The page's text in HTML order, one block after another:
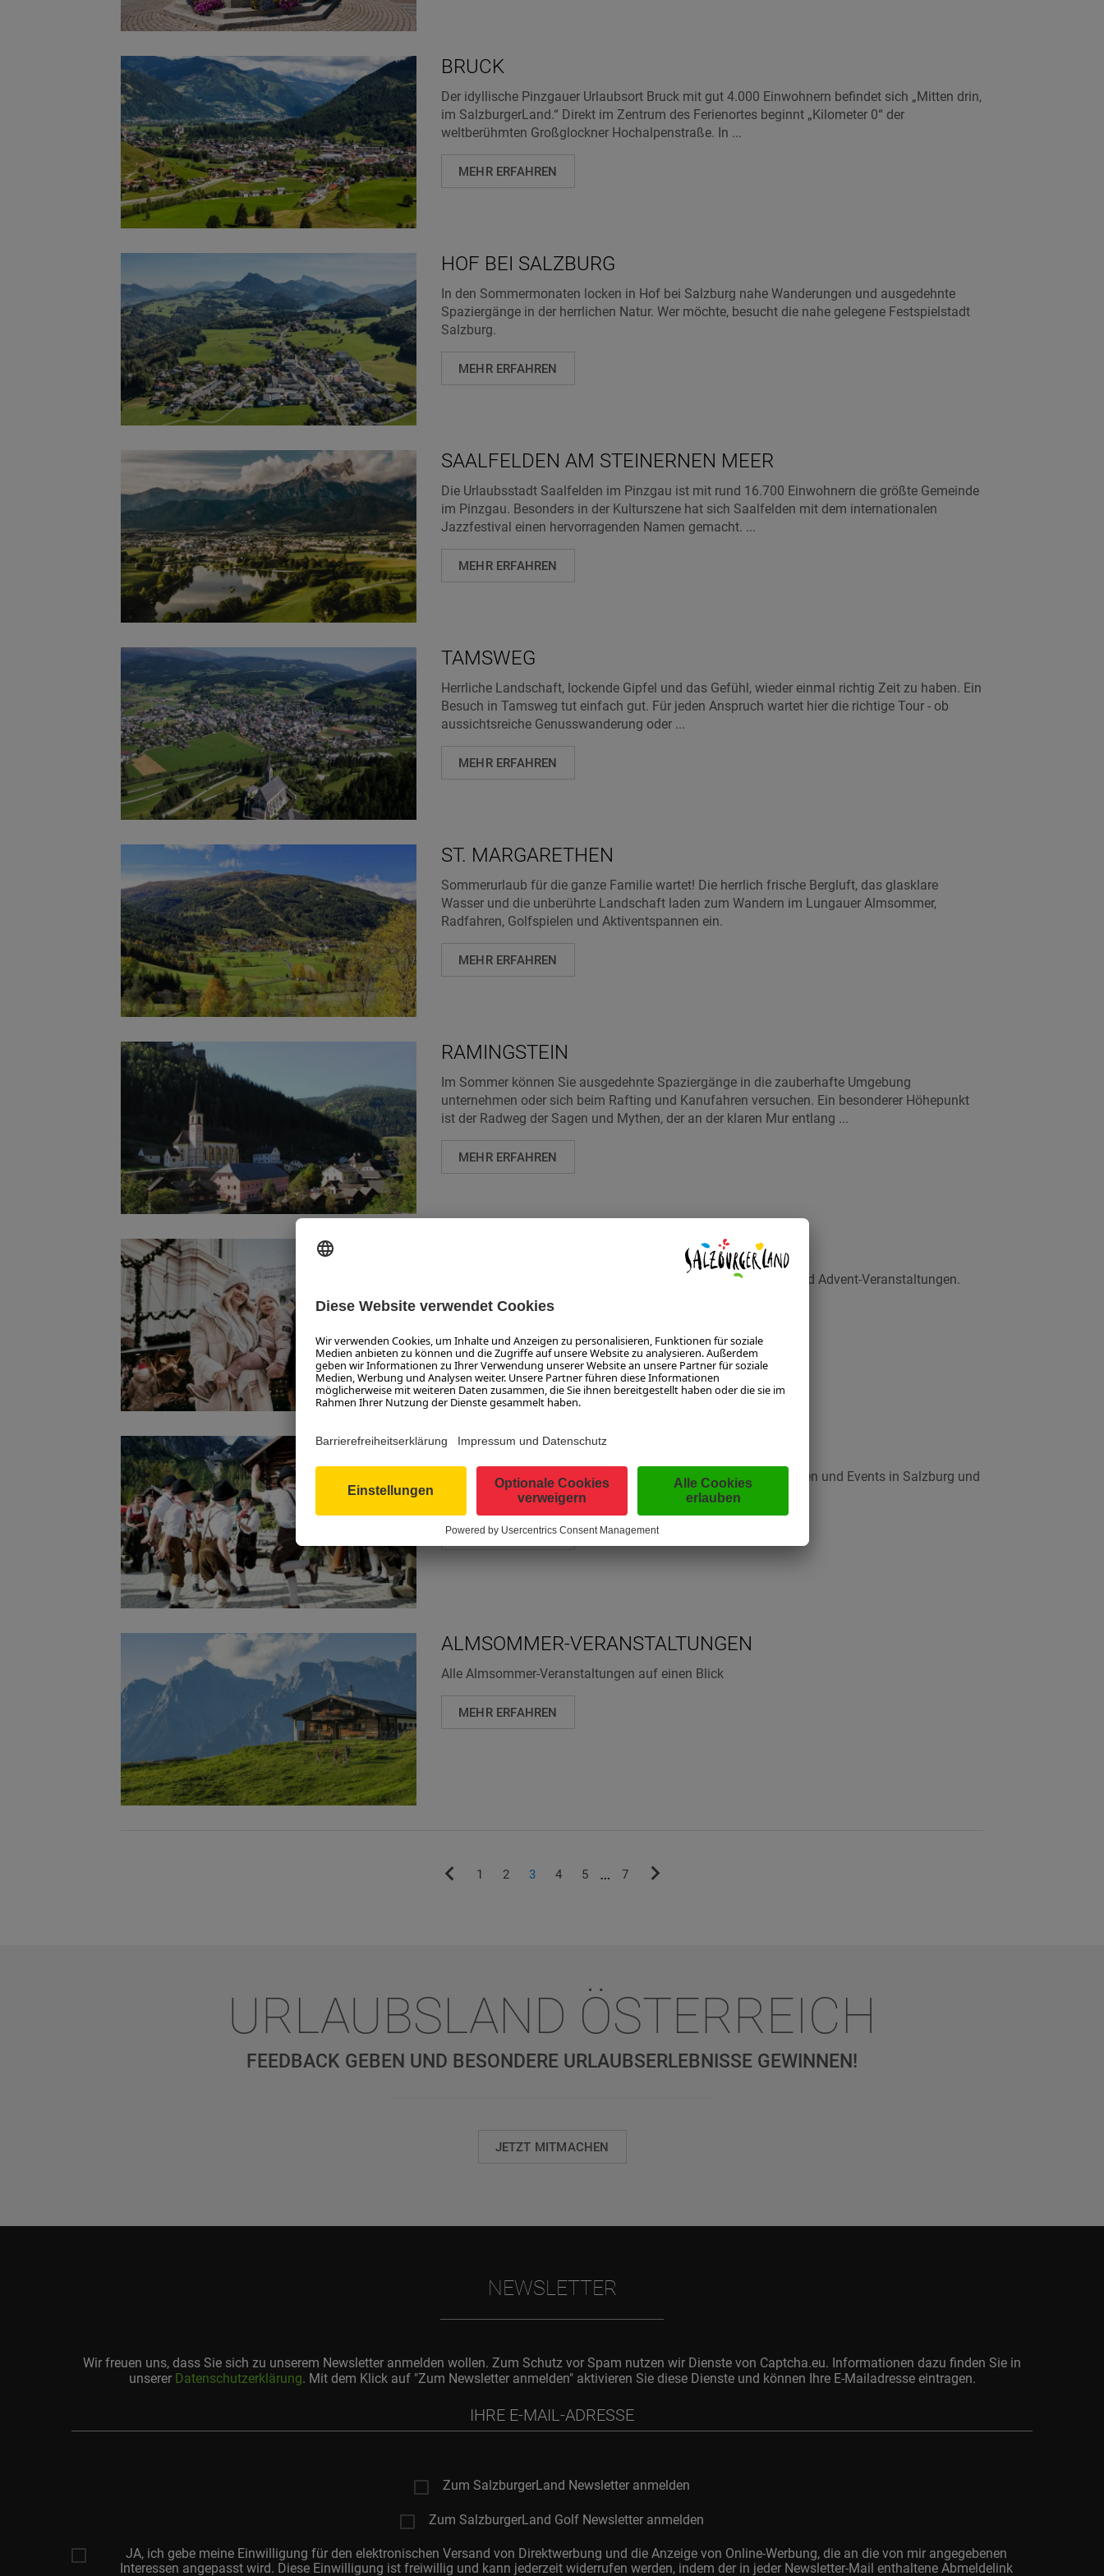
BRUCK
Der idyllische Pinzgauer Urlaubsort Bruck mit gut 4.000 Einwohnern befindet sich „Mitten drin,
im SalzburgerLand.“ Direkt im Zentrum des Ferienortes beginnt „Kilometer 0“ der
weltberühmten Großglockner Hochalpenstraße. In ...
MEHR ERFAHREN
HOF BEI SALZBURG
In den Sommermonaten locken in Hof bei Salzburg nahe Wanderungen und ausgedehnte
Spaziergänge in der herrlichen Natur. Wer möchte, besucht die nahe gelegene Festspielstadt
Salzburg.
MEHR ERFAHREN
SAALFELDEN AM STEINERNEN MEER
Die Urlaubsstadt Saalfelden im Pinzgau ist mit rund 16.700 Einwohnern die größte Gemeinde
im Pinzgau. Besonders in der Kulturszene hat sich Saalfelden mit dem internationalen
Jazzfestival einen hervorragenden Namen gemacht. ...
MEHR ERFAHREN
TAMSWEG
Herrliche Landschaft, lockende Gipfel und das Gefühl, wieder einmal richtig Zeit zu haben. Ein
Besuch in Tamsweg tut einfach gut. Für jeden Anspruch wartet hier die richtige Tour - ob
aussichtsreiche Genusswanderung oder ...
MEHR ERFAHREN
ST. MARGARETHEN
Sommerurlaub für die ganze Familie wartet! Die herrlich frische Bergluft, das glasklare
Wasser und die unberührte Landschaft laden zum Wandern im Lungauer Almsommer,
Radfahren, Golfspielen und Aktiventspannen ein.
MEHR ERFAHREN
RAMINGSTEIN
Im Sommer können Sie ausgedehnte Spaziergänge in die zauberhafte Umgebung
unternehmen oder sich beim Rafting und Kanufahren versuchen. Ein besonderer Höhepunkt
ist der Radweg der Sagen und Mythen, der an der klaren Mur entlang ...
MEHR ERFAHREN
ADVENT VERANSTALTUNGEN
Hier gehts zu den schönsten Salzburger Weihnachtsmärkten und Advent-Veranstaltungen.
ALLE VERANSTALTUNGEN
Tagesaktueller Veranstaltungskalender mit allen Veranstaltungen und Events in Salzburg und
im SalzburgerLand
MEHR ERFAHREN
ALMSOMMER-VERANSTALTUNGEN
Alle Almsommer-Veranstaltungen auf einen Blick
MEHR ERFAHREN
1 2 3 4 5 … 7
URLAUBSLAND ÖSTERREICH
FEEDBACK GEBEN UND BESONDERE URLAUBSERLEBNISSE GEWINNEN!
JETZT MITMACHEN
NEWSLETTER
Wir freuen uns, dass Sie sich zu unserem Newsletter anmelden wollen. Zum Schutz vor Spam nutzen wir Dienste von Captcha.eu. Informationen dazu finden Sie in
unserer Datenschutzerklärung. Mit dem Klick auf "Zum Newsletter anmelden" aktivieren Sie diese Dienste und können Ihre E-Mailadresse eintragen.
Mail-
Zum SalzburgerLand Newsletter anmelden
Zum SalzburgerLand Golf Newsletter anmelden
JA, ich gebe meine Einwilligung für den elektronischen Versand von Direktwerbung und die Anzeige von Online-Werbung, die an die von mir angegebenen
Interessen angepasst wird. Diese Einwilligung ist freiwillig und kann jederzeit widerrufen werden, indem der in jeder Newsletter-Mail enthaltene Abmeldelink